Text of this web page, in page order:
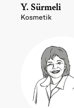
Y. Sürmeli
Kosmetik